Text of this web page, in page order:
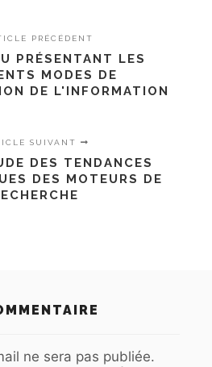
PRÉCÉDENT
PRÉSENTANT LES
MODES DE
DE L'INFORMATION
SUIVANT
DES TENDANCES
DES MOTEURS DE
ne sera pas publiée.